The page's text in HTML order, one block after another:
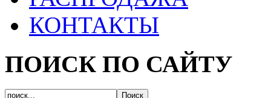
КОНТАКТЫ
ПОИСК ПО САЙТУ